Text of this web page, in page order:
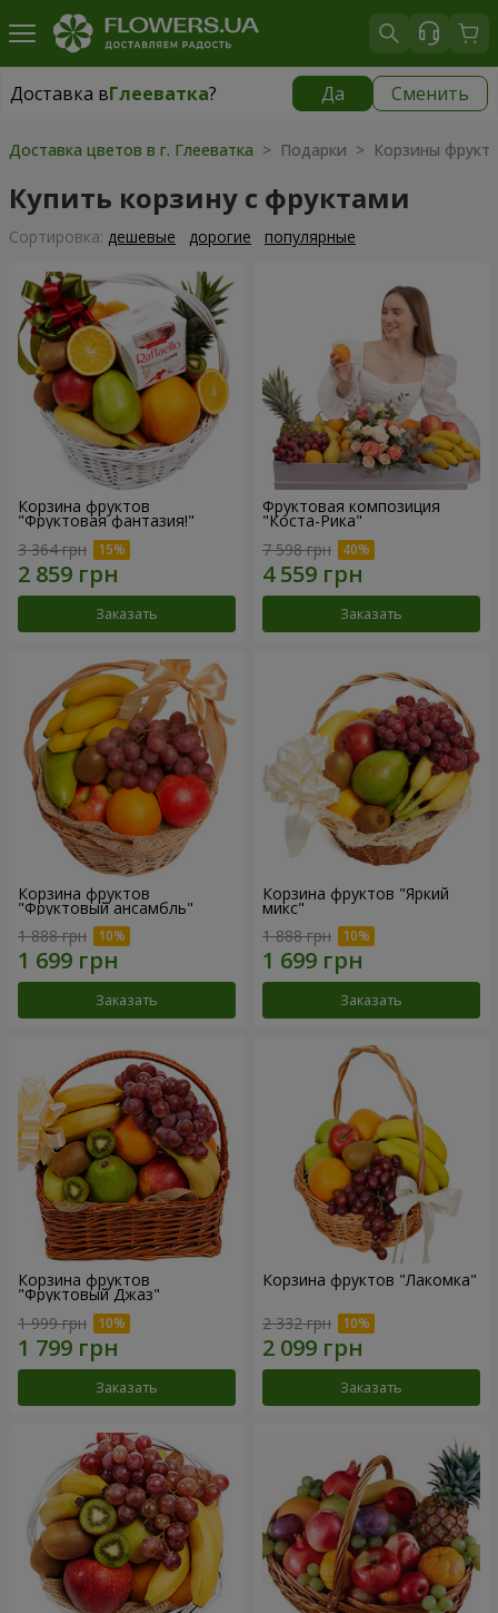
Доставка вГлееватка? Да Сменить
Доставка вГлееватка|
Доставка цветов в г. Глееватка > Подарки > Корзины
Купить корзину с фруктами
Cортировка: дешевые дорогие популярные
Корзина фруктов
"Фруктовая фантазия!"
3 364 грн
Заказать
Фруктовая композиция
"Коста-Рика"
7 598 грн
Заказать
Корзина фруктов
"Фруктовый ансамбль"
1 888 грн
Заказать
Корзина фруктов "Яркий
микс"
1 888 грн
Заказать
Корзина фруктов
"Фруктовый Джаз"
1 999 грн
Заказать
Корзина фруктов "Лакомка"
2 332 грн
Заказать